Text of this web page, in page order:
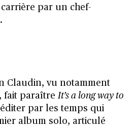
par un chef-
Claudin, vu notamment
fait paraîtreIt’s a long way to
par les temps qui
album solo, articulé